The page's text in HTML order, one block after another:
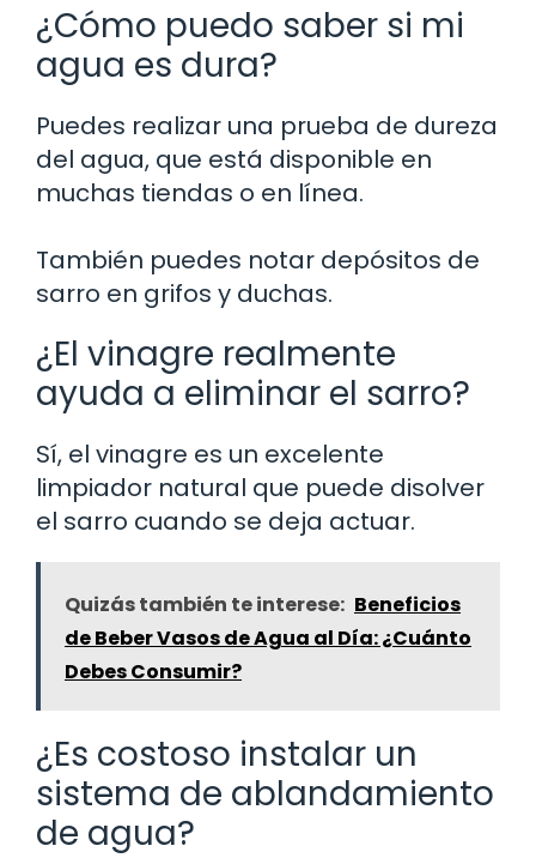
¿Cómo puedo saber si mi
agua es dura?
Puedes realizar una prueba de dureza
del agua, que está disponible en
muchas tiendas o en línea.
También puedes notar depósitos de
sarro en grifos y duchas.
¿El vinagre realmente
ayuda a eliminar el sarro?
Sí, el vinagre es un excelente
limpiador natural que puede disolver
el sarro cuando se deja actuar.
Quizás también te interese: Beneficios
de Beber Vasos de Agua al Día: ¿Cuánto
Debes Consumir?
¿Es costoso instalar un
sistema de ablandamiento
de agua?